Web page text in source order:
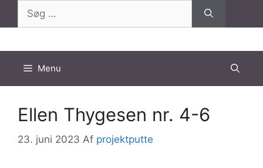
Søg
efter:
Menu
Ellen Thygesen nr. 4-6
23. juni 2023 Af projektputte